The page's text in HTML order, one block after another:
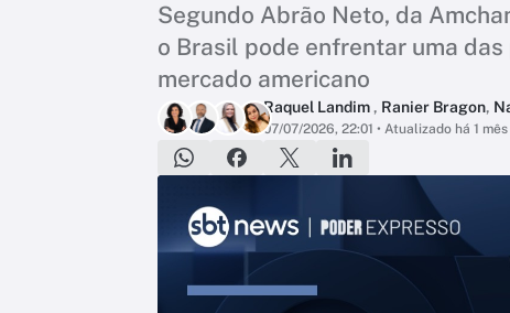
Segundo Abrão Neto, da
o Brasil pode enfrentar uma
mercado americano
Raquel Landim, Ranier Bragon,
07/07/2026, 22:01 • Atualizado há 1 mês